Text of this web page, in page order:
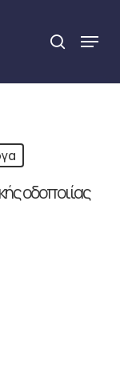
search
Menu
οδοποιίας
Close